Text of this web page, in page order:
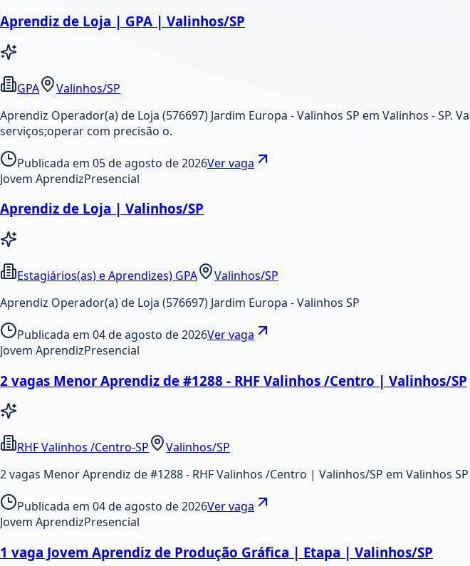
Aprendiz de Loja | GPA | Valinhos/SP
GPA
Valinhos/SP
Aprendiz Operador(a) de Loja (576697) Jardim Europa - Valinhos SP em Valinhos -
serviços;operar com precisão o.
Publicada em 05 de agosto de 2026Ver vaga
Jovem AprendizPresencial
Aprendiz de Loja | Valinhos/SP
Estagiários(as) e Aprendizes) GPA
Valinhos/SP
Aprendiz Operador(a) de Loja (576697) Jardim Europa - Valinhos SP
Publicada em 04 de agosto de 2026Ver vaga
Jovem AprendizPresencial
2 vagas Menor Aprendiz de #1288 - RHF Valinhos /Centro | Valinhos/SP
RHF Valinhos /Centro-SP
Valinhos/SP
2 vagas Menor Aprendiz de #1288 - RHF Valinhos /Centro | Valinhos/SP em Valinhos
Publicada em 04 de agosto de 2026Ver vaga
Jovem AprendizPresencial
1 vaga Jovem Aprendiz de Produção Gráfica | Etapa | Valinhos/SP